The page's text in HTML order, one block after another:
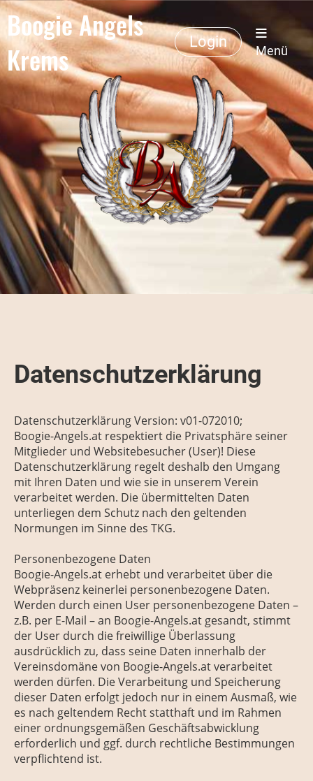
Boogie Angels
Krems
Login
Menü
Datenschutzerklärung
Datenschutzerklärung Version: v01-072010;
Boogie-Angels.at respektiert die Privatsphäre seiner
Mitglieder und Websitebesucher (User)! Diese
Datenschutzerklärung regelt deshalb den Umgang
mit Ihren Daten und wie sie in unserem Verein
verarbeitet werden. Die übermittelten Daten
unterliegen dem Schutz nach den geltenden
Normungen im Sinne des TKG.
Personenbezogene Daten
Boogie-Angels.at erhebt und verarbeitet über die
Webpräsenz keinerlei personenbezogene Daten.
Werden durch einen User personenbezogene Daten –
z.B. per E-Mail – an Boogie-Angels.at gesandt, stimmt
der User durch die freiwillige Überlassung
ausdrücklich zu, dass seine Daten innerhalb der
Vereinsdomäne von Boogie-Angels.at verarbeitet
werden dürfen. Die Verarbeitung und Speicherung
dieser Daten erfolgt jedoch nur in einem Ausmaß, wie
es nach geltendem Recht statthaft und im Rahmen
einer ordnungsgemäßen Geschäftsabwicklung
erforderlich und ggf. durch rechtliche Bestimmungen
verpflichtend ist.